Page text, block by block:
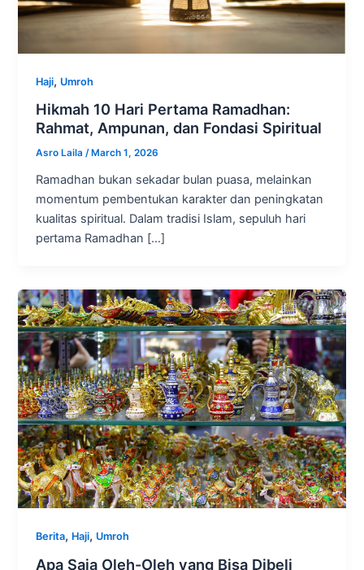
Haji, Umroh
Hikmah 10 Hari Pertama Ramadhan:
Rahmat, Ampunan, dan Fondasi Spiritual
Asro Laila/ March 1, 2026
Ramadhan bukan sekadar bulan puasa, melainkan
momentum pembentukan karakter dan peningkatan
kualitas spiritual. Dalam tradisi Islam, sepuluh hari
pertama Ramadhan […]
Berita, Haji, Umroh
Apa Saja Oleh-Oleh yang Bisa Dibeli